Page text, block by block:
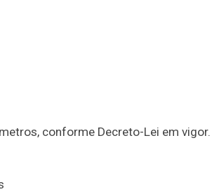
conforme Decreto-Lei em vigor.